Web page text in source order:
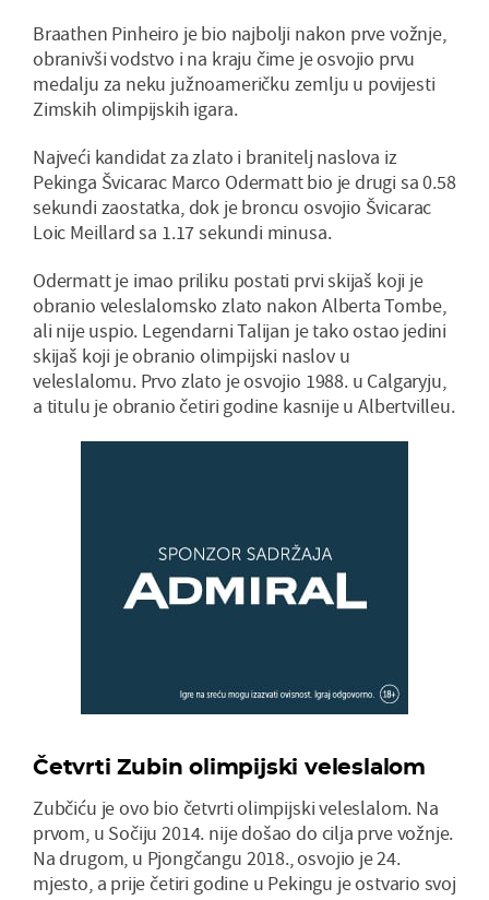
Braathen Pinheiro je bio najbolji nakon prve vožnje,
obranivši vodstvo i na kraju čime je osvojio prvu
medalju za neku južnoameričku zemlju u povijesti
Zimskih olimpijskih igara.
Najveći kandidat za zlato i branitelj naslova iz
Pekinga Švicarac Marco Odermatt bio je drugi sa 0.58
sekundi zaostatka, dok je broncu osvojio Švicarac
Loic Meillard sa 1.17 sekundi minusa.
Odermatt je imao priliku postati prvi skijaš koji je
obranio veleslalomsko zlato nakon Alberta Tombe,
ali nije uspio. Legendarni Talijan je tako ostao jedini
skijaš koji je obranio olimpijski naslov u
veleslalomu. Prvo zlato je osvojio 1988. u Calgaryju,
a titulu je obranio četiri godine kasnije u Albertvilleu.
Četvrti Zubin olimpijski veleslalom
Zubčiću je ovo bio četvrti olimpijski veleslalom. Na
prvom, u Sočiju 2014. nije došao do cilja prve vožnje.
Na drugom, u Pjongčangu 2018., osvojio je 24.
mjesto, a prije četiri godine u Pekingu je ostvario svoj